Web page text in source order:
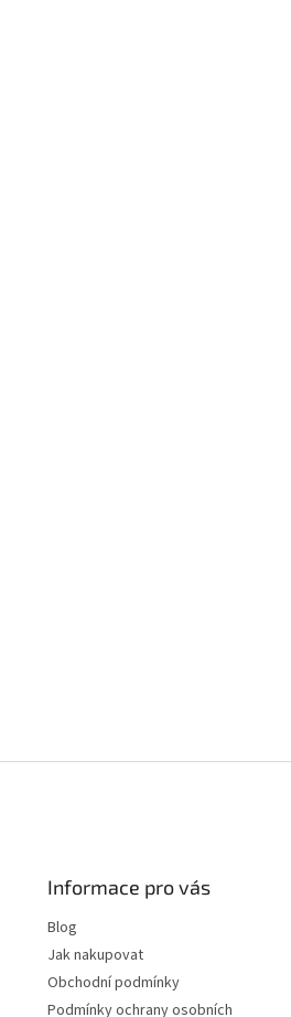
Informace pro vás
Blog
Jak nakupovat
Obchodní podmínky
Podmínky ochrany osobních